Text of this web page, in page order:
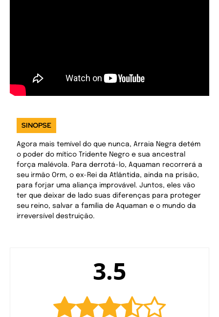
SINOPSE
Agora mais temível do que nunca, Arraia Negra detém
o poder do mítico Tridente Negro e sua ancestral
força malévola. Para derrotá-lo, Aquaman recorrerá a
seu irmão Orm, o ex-Rei da Atlântida, ainda na prisão,
para forjar uma aliança improvável. Juntos, eles vão
ter que deixar de lado suas diferenças para proteger
seu reino, salvar a família de Aquaman e o mundo da
irreversível destruição.
3.5